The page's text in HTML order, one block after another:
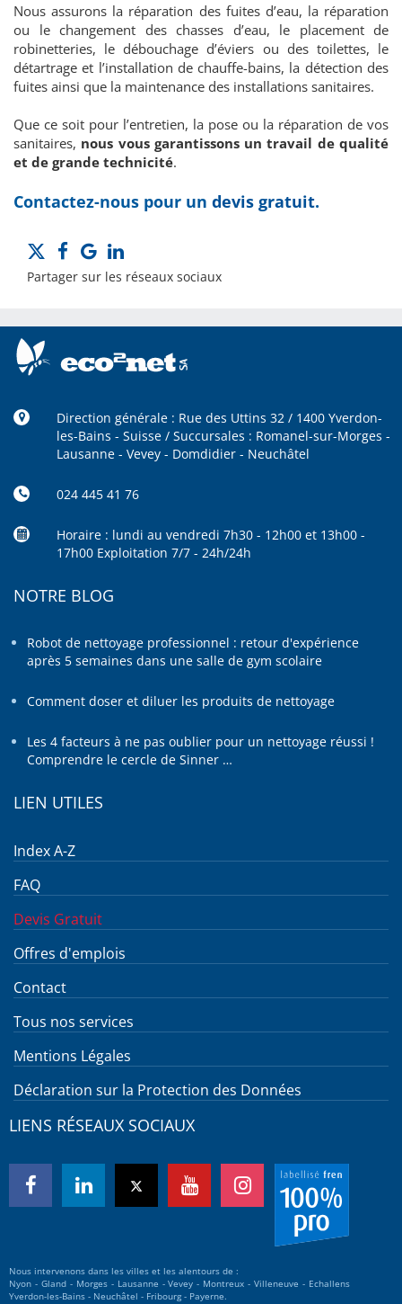
Nous assurons la réparation des fuites d’eau, la réparation
ou le changement des chasses d’eau, le placement de
robinetteries, le débouchage d’éviers ou des toilettes, le
détartrage et l’installation de chauffe-bains, la détection des
fuites ainsi que la maintenance des installations sanitaires.
Que ce soit pour l’entretien, la pose ou la réparation de vos
sanitaires, nous vous garantissons un travail de qualité
et de grande technicité.
Contactez-nous pour un devis gratuit.
Partager sur les réseaux sociaux
Direction générale : Rue des Uttins 32 / 1400 Yverdon-
les-Bains - Suisse / Succursales : Romanel-sur-Morges -
Lausanne - Vevey - Domdidier - Neuchâtel
024 445 41 76
Horaire : lundi au vendredi 7h30 - 12h00 et 13h00 -
17h00 Exploitation 7/7 - 24h/24h
NOTRE BLOG
Robot de nettoyage professionnel : retour d'expérience
après 5 semaines dans une salle de gym scolaire
Comment doser et diluer les produits de nettoyage
Les 4 facteurs à ne pas oublier pour un nettoyage réussi !
Comprendre le cercle de Sinner …
LIEN UTILES
Index A-Z
FAQ
Devis Gratuit
Offres d'emplois
Contact
Tous nos services
Mentions Légales
Déclaration sur la Protection des Données
LIENS RÉSEAUX SOCIAUX
Nous intervenons dans les villes et les alentours de :
Nyon - Gland - Morges - Lausanne - Vevey - Montreux - Villeneuve - Echallens
Yverdon-les-Bains - Neuchâtel - Fribourg - Payerne.